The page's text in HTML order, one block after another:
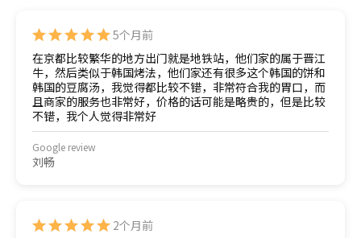
5个月前
在京都比较繁华的地方出门就是地铁站，他们家的属于晋江
牛，然后类似于韩国烤法，他们家还有很多这个韩国的饼和
韩国的豆腐汤，我觉得都比较不错，非常符合我的胃口，而
且商家的服务也非常好，价格的话可能是略贵的，但是比较
不错，我个人觉得非常好
Google review
刘畅
2个月前